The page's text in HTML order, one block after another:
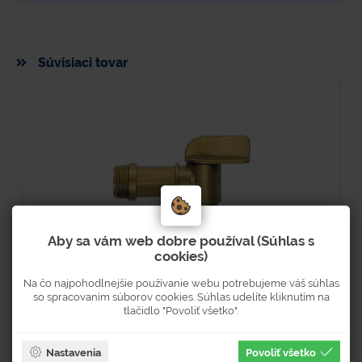
Súvisiaci tovar
Sudový kohút
Typové číslo
1281
Aby sa vám web dobre používal (Súhlas s
cookies)
Na čo najpohodlnejšie používanie webu potrebujeme váš súhlas
so spracovaním súborov cookies. Súhlas udelíte kliknutím na
tlačidlo "Povoliť všetko".
Nastavenia Povoliť všetko